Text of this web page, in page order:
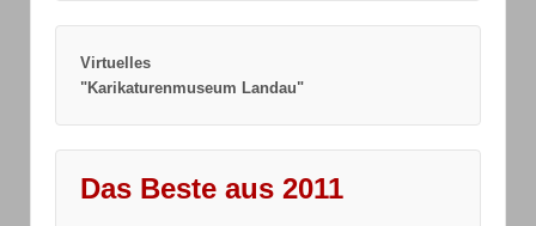
Virtuelles
"Karikaturenmuseum Landau"
Das Beste aus 2011